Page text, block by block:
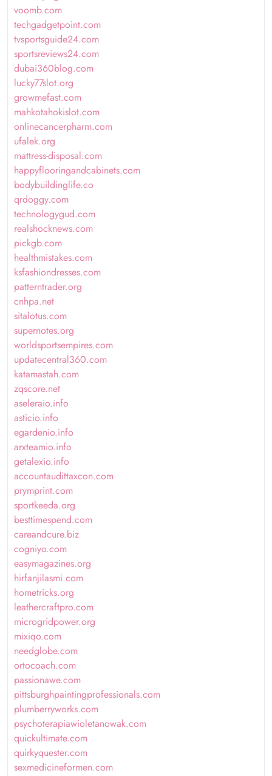
voomb.com
techgadgetpoint.com
tvsportsguide24.com
sportsreviews24.com
dubai360blog.com
lucky77slot.org
growmefast.com
mahkotahokislot.com
onlinecancerpharm.com
ufalek.org
mattress-disposal.com
happyflooringandcabinets.com
bodybuildinglife.co
qrdoggy.com
technologygud.com
realshocknews.com
pickgb.com
healthmistakes.com
ksfashiondresses.com
patterntrader.org
cnhpa.net
sitalotus.com
supernotes.org
worldsportsempires.com
updatecentral360.com
katamastah.com
zqscore.net
aseleraio.info
asticio.info
egardenio.info
arxteamio.info
getalexio.info
accountaudittaxcon.com
prymprint.com
sportkeeda.org
besttimespend.com
careandcure.biz
cogniyo.com
easymagazines.org
hirfanjilasmi.com
hometricks.org
leathercraftpro.com
microgridpower.org
mixiqo.com
needglobe.com
ortocoach.com
passionawe.com
pittsburghpaintingprofessionals.com
plumberryworks.com
psychoterapiawioletanowak.com
quickultimate.com
quirkyquester.com
sexmedicineformen.com